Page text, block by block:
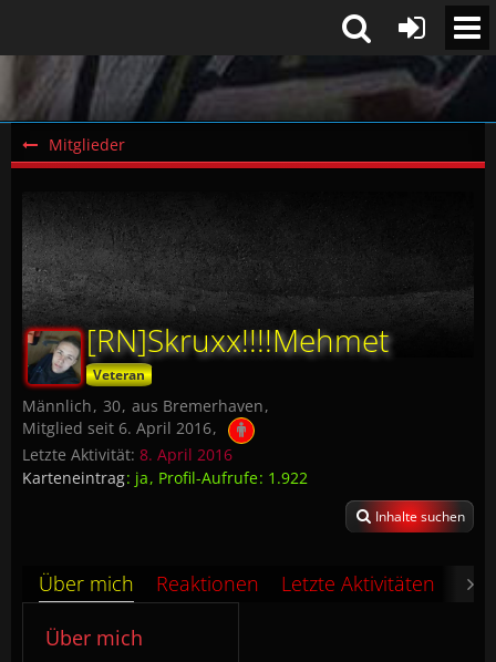
Mitglieder
[RN]Skruxx!!!!Mehmet
Veteran
Männlich 30 aus Bremerhaven
Mitglied seit 6. April 2016
Letzte Aktivität: 8. April 2016
Karteneintrag ja Profil-Aufrufe 1.922
Inhalte suchen
Über mich Reaktionen Letzte Aktivitäten
Über mich